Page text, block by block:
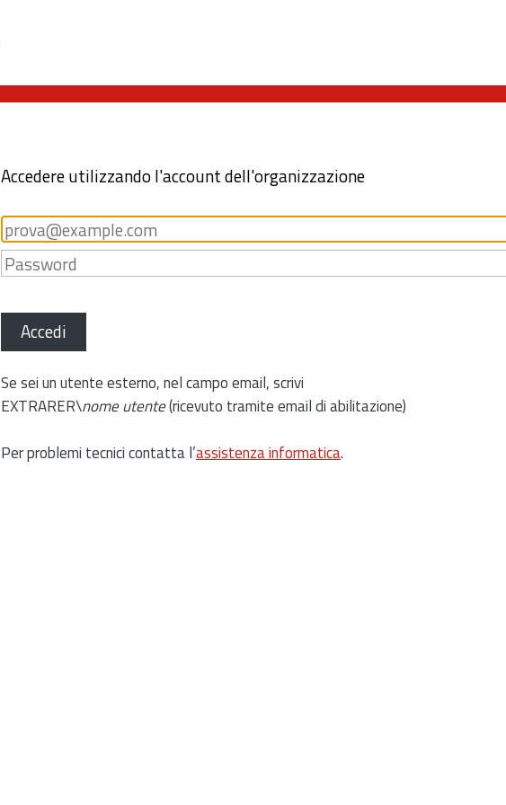
Accedere utilizzando l'account dell'organizzazione
Accedi
Se sei un utente esterno, nel campo email, scrivi
EXTRARER\nome utente(ricevuto tramite email di abilitazione)
Per problemi tecnici contatta l’assistenza informatica.